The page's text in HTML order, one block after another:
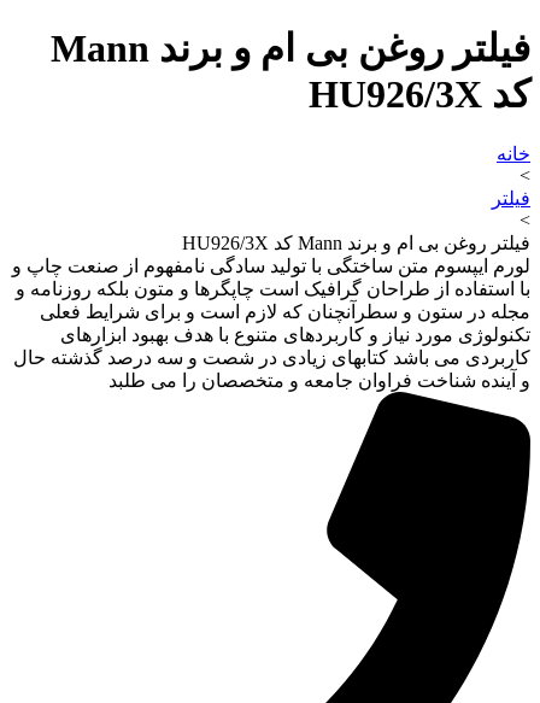
فیلتر روغن بی ام و برند Mann
کد HU926/3X
خانه
>
فیلتر
>
فیلتر روغن بی ام و برند Mann کد HU926/3X
لورم ایپسوم متن ساختگی با تولید سادگی نامفهوم از صنعت چاپ و
با استفاده از طراحان گرافیک است چاپگرها و متون بلکه روزنامه و
مجله در ستون و سطرآنچنان که لازم است و برای شرایط فعلی
تکنولوژی مورد نیاز و کاربردهای متنوع با هدف بهبود ابزارهای
کاربردی می باشد کتابهای زیادی در شصت و سه درصد گذشته حال
و آینده شناخت فراوان جامعه و متخصصان را می طلبد